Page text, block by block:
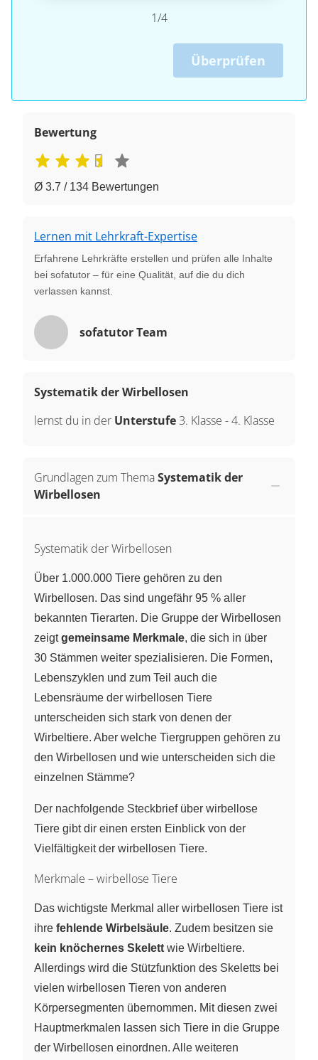
1/4
Überprüfen
Bewertung
Ø 3.7 / 134 Bewertungen
Lernen mit Lehrkraft-Expertise
Erfahrene Lehrkräfte erstellen und prüfen alle Inhalte
bei sofatutor – für eine Qualität, auf die du dich
verlassen kannst.
sofatutor Team
Systematik der Wirbellosen
lernst du in der Unterstufe 3. Klasse -4. Klasse
Grundlagen zum ThemaSystematik der
Wirbellosen
Systematik der Wirbellosen
Über 1.000.000 Tiere gehören zu den
Wirbellosen. Das sind ungefähr 95 % aller
bekannten Tierarten. Die Gruppe der Wirbellosen
zeigtgemeinsame Merkmale, die sich in über
30 Stämmen weiter spezialisieren. Die Formen,
Lebenszyklen und zum Teil auch die
Lebensräume der wirbellosen Tiere
unterscheiden sich stark von denen der
Wirbeltiere. Aber welche Tiergruppen gehören zu
den Wirbellosen und wie unterscheiden sich die
einzelnen Stämme?
Der nachfolgende Steckbrief über wirbellose
Tiere gibt dir einen ersten Einblick von der
Vielfältigkeit der wirbellosen Tiere.
Merkmale – wirbellose Tiere
Das wichtigste Merkmal aller wirbellosen Tiere ist
ihre fehlende Wirbelsäule. Zudem besitzen sie
kein knöchernes Skelett wie Wirbeltiere.
Allerdings wird die Stützfunktion des Skeletts bei
vielen wirbellosen Tieren von anderen
Körpersegmenten übernommen. Mit diesen zwei
Hauptmerkmalen lassen sich Tiere in die Gruppe
der Wirbellosen einordnen. Alle weiteren